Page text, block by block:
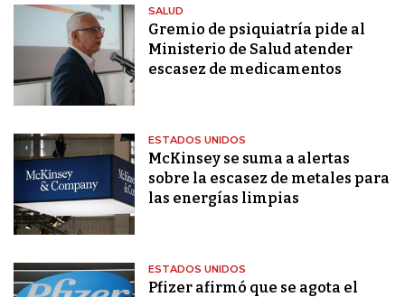
SALUD
Gremio de psiquiatría pide al
Ministerio de Salud atender
escasez de medicamentos
ESTADOS UNIDOS
McKinsey se suma a alertas
sobre la escasez de metales para
las energías limpias
ESTADOS UNIDOS
Pfizer afirmó que se agota el